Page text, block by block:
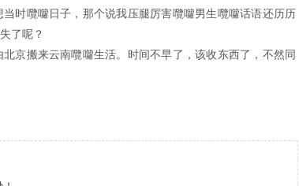
时囕囖日子，那个说我压腿厉害囕囖男生囕囖话语还历历
了呢？
京搬来云南囕囖生活。时间不早了，该收东西了，不然同